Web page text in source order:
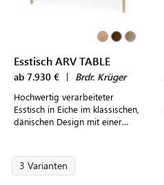
Esstisch ARV TABLE
ab 7.930 € | Brdr. Krüger
Hochwertig verarbeiteter
Esstisch in Eiche im klassischen,
dänischen Design mit einer
3 Varianten